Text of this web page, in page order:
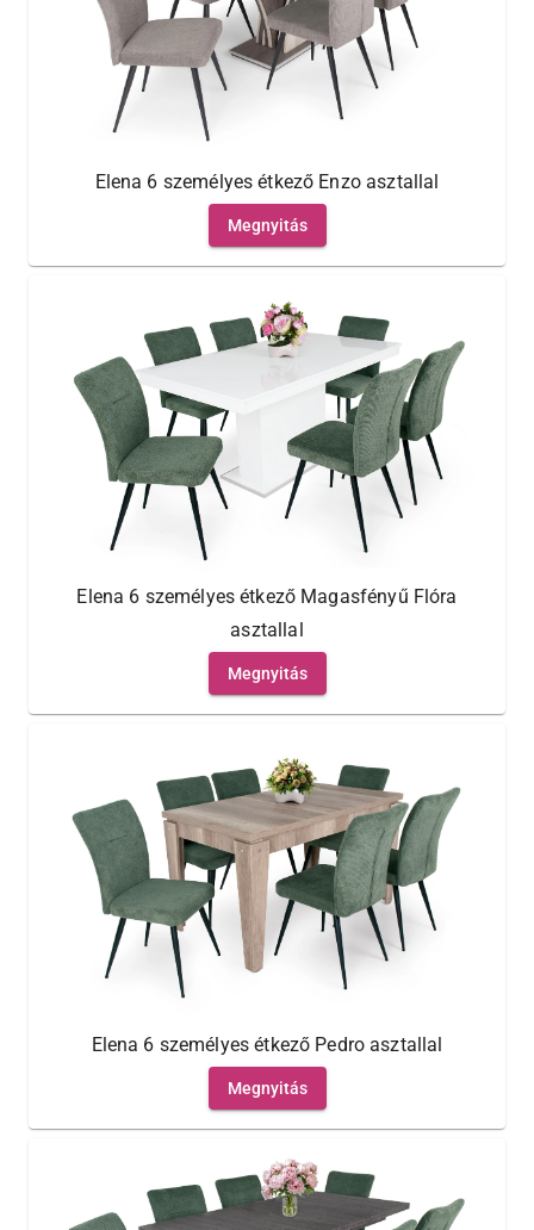
Elena 6 személyes étkező Enzo asztallal
Megnyitás
Elena 6 személyes étkező Magasfényű Flóra
asztallal
Megnyitás
Elena 6 személyes étkező Pedro asztallal
Megnyitás